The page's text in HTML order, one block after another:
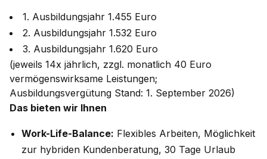
1. Ausbildungsjahr 1.455 Euro
2. Ausbildungsjahr 1.532 Euro
3. Ausbildungsjahr 1.620 Euro
(jeweils 14x jährlich, zzgl. monatlich 40 Euro
vermögenswirksame Leistungen;
Ausbildungsvergütung Stand: 1. September 2026)
Das bieten wir Ihnen
Work-Life-Balance: Flexibles Arbeiten, Möglichkeit
zur hybriden Kundenberatung, 30 Tage Urlaub